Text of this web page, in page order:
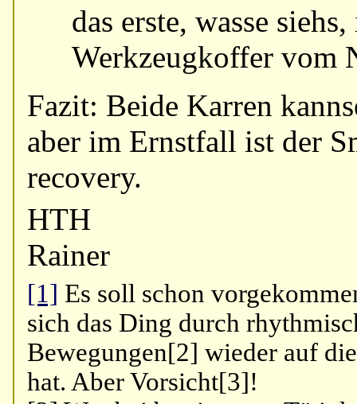
das erste, wasse
Werkzeugkoffer vom
Fazit: Beide Karren
aber im Ernstfall ist der
recovery.
HTH
Rainer
[1] Es soll schon
sich das Ding durch
Bewegungen[2] wieder auf
hat. Aber Vorsicht[3]!